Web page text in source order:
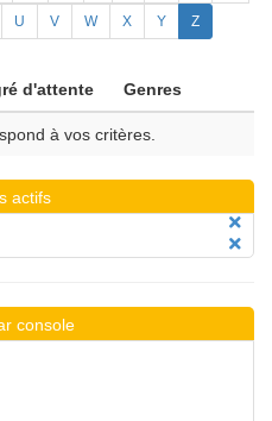
U V W X Y Z
d'attente Genres
à vos critères.
actifs
console